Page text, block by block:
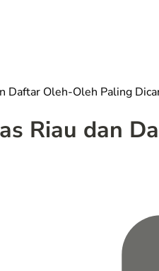
Daftar Oleh-Oleh Paling
Riau dan